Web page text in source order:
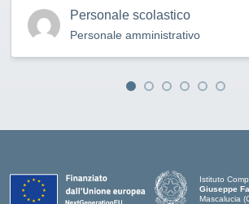
Personale scolastico
Personale amministrativo
Istituto
Giuseppe
Mascalucia